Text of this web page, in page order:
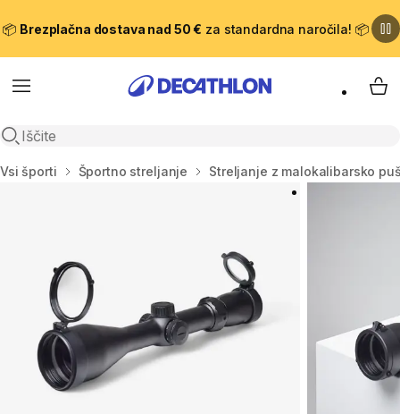
📦 Brezplačna dostava nad 50 € za standardna naročila! 📦
Meni
Odpri iskanje
Domov
Vsi športi Športno streljanje Streljanje z malokalibarsko